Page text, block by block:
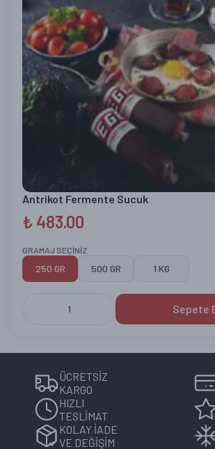
Antrikot Fermente Sucuk
₺ 483.00
GRAMAJ SEÇİNİZ
250 GR 500 GR 1 KG
1 Sepete
ÜCRETSİZ
KARGO
HIZLI
TESLİMAT
KOLAY İADE
VE DEĞİŞİM